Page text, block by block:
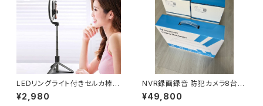
LEDリングライト付きセルカ棒
自撮り棒 三脚スタンド YouTub
e TikTok 17Live 1ヶ月保証 1
¥2,980
NVR録画録音 防犯カメラ8台セ
ット スマホ遠隔監視対応 初期
不良交換保証「NVR-CS58Qx
¥49,800